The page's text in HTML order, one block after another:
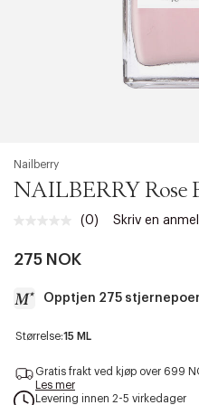
Nailberry
NAILBERRY Rose
Ingen
Samme
(0) Skriv en
275 NOK
Opptjen 275
a
c
Størrelse:15 ML
Gratis frakt ved kjøp over 699
Les mer
Levering innen 2-5 virkedager